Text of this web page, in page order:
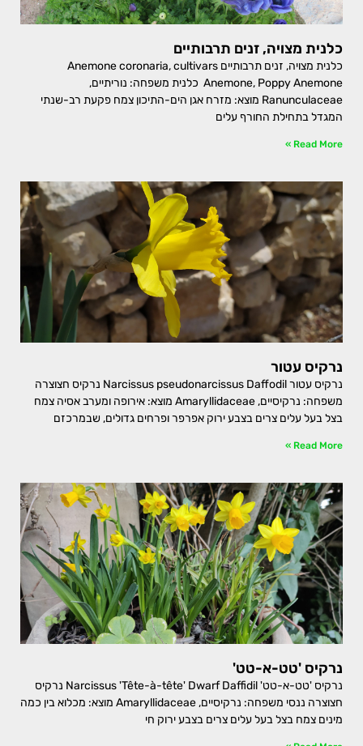
כלנית מצויה, זנים תרבותיים
כלנית מצויה, זנים תרבותיים Anemone coronaria, cultivars
Anemone, Poppy Anemone כלנית משפחה: נוריתיים,
Ranunculaceae מוצא: מזרח אגן הים-התיכון צמח פקעת רב-שנתי
המגדל בתחילת החורף עלים
Read More »
נרקיס עטור
נרקיס עטור Narcissus pseudonarcissus Daffodil נרקיס חצוצרה
משפחה: נרקיסיים, Amaryllidaceae מוצא: אירופה ומערב אסיה צמח
בצל בעל עלים צרים בצבע ירוק אפרפר ופרחים גדולים, שבמרכזם
Read More »
נרקיס 'טט-א-טט'
נרקיס 'טט-א-טט' Narcissus 'Tête-à-tête' Dwarf Daffidil נרקיס
חצוצרה ננסי משפחה: נרקיסיים, Amaryllidaceae מוצא: מכלוא בין כמה
מינים צמח בצל בעל עלים צרים בצבע ירוק חי